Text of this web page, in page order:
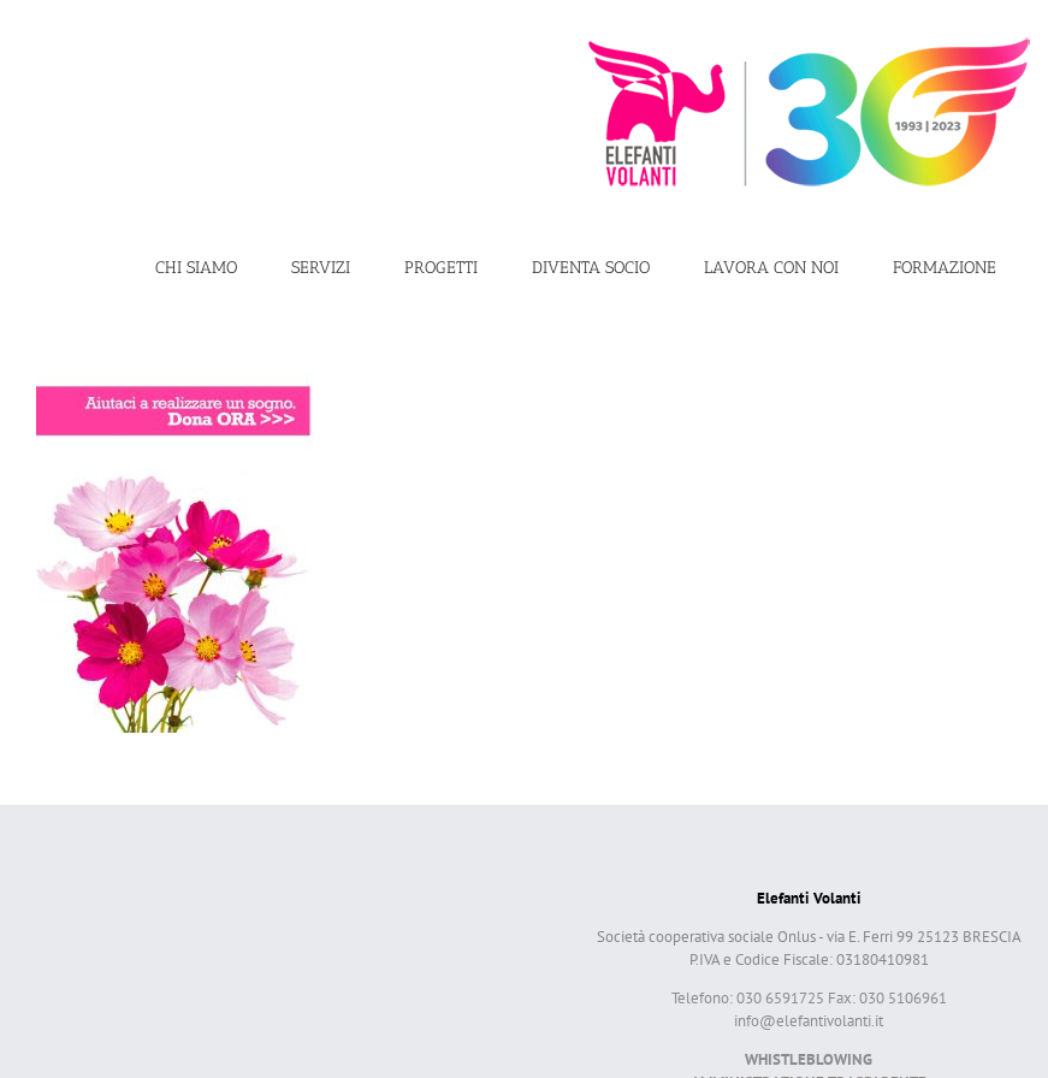
CHI SIAMO SERVIZI PROGETTI DIVENTA SOCIO LAVORA CON NOI FORMAZIONE
Elefanti Volanti
Società cooperativa sociale Onlus - via E. Ferri 99 25123 BRESCIA
P.IVA e Codice Fiscale: 03180410981
Telefono: 030 6591725 Fax: 030 5106961
info@elefantivolanti.it
WHISTLEBLOWING